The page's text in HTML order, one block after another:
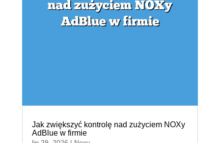
Jak zwiększyć kontrolę nad zużyciem NOXy
AdBlue w firmie